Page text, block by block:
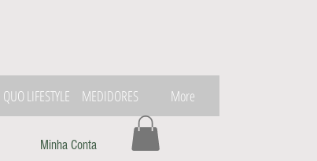
QUO LIFESTYLE MEDIDORES More
Minha Conta